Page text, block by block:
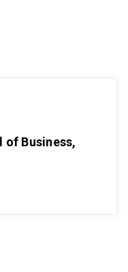
of Business,